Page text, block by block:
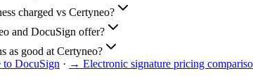
charged vs Certyneo?
and DocuSign offer?
as good at Certyneo?
to DocuSign · → Electronic signature pricing